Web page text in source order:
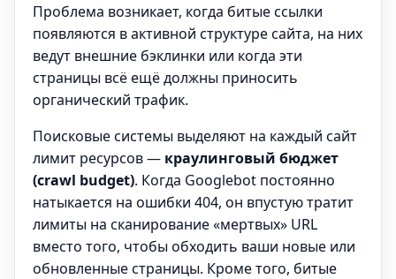
Проблема возникает, когда битые ссылки
появляются в активной структуре сайта, на них
ведут внешние бэклинки или когда эти
страницы всё ещё должны приносить
органический трафик.
Поисковые системы выделяют на каждый сайт
лимит ресурсов — краулинговый бюджет
(crawl budget). Когда Googlebot постоянно
натыкается на ошибки 404, он впустую тратит
лимиты на сканирование «мертвых» URL
вместо того, чтобы обходить ваши новые или
обновленные страницы. Кроме того, битые